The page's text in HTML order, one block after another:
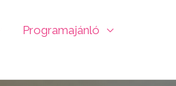
Programajánló